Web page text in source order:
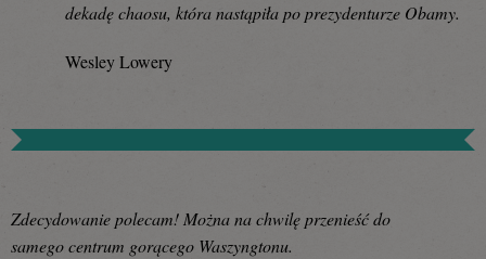
dekadę chaosu, która nastąpiła po prezydenturze Obamy.
Wesley Lowery
Zdecydowanie polecam! Można na chwilę przenieść do
samego centrum gorącego Waszyngtonu.